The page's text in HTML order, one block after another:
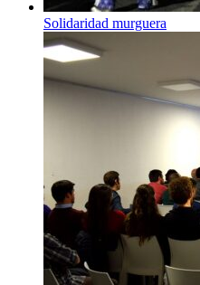
Solidaridad murguera